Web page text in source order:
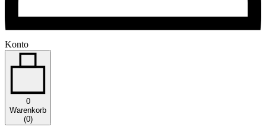
Konto
0
Warenkorb
(0)